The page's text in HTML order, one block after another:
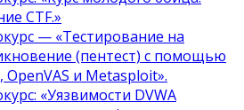
CTF.»
— «Тестирование на
(пентест) с помощью
OpenVAS и Metasploit».
«Уязвимости DVWA